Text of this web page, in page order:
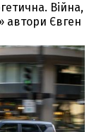
Війна,
автори Євген
погляд на те,
як